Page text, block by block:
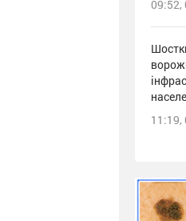
09:52,
11:19,